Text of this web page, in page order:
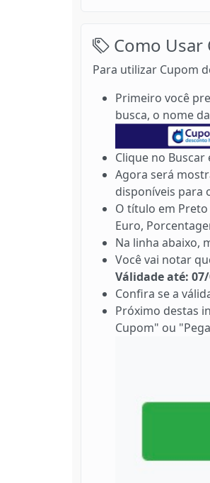
Como Usar
Para utilizar Cupom
Primeiro você
busca, o nome
Clique no
Agora será
disponíveis para
O título em
Euro,
Na linha abaixo,
Você vai notar
Válidade até:
Confira se a
Próximo destas
Cupom" ou